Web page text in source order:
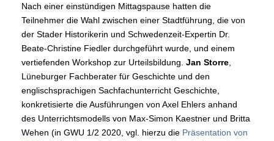
Nach einer einstündigen Mittagspause hatten die
Teilnehmer die Wahl zwischen einer Stadtführung, die von
der Stader Historikerin und Schwedenzeit-Expertin Dr.
Beate-Christine Fiedler durchgeführt wurde, und einem
vertiefenden Workshop zur Urteilsbildung. Jan Storre,
Lüneburger Fachberater für Geschichte und den
englischsprachigen Sachfachunterricht Geschichte,
konkretisierte die Ausführungen von Axel Ehlers anhand
des Unterrichtsmodells von Max-Simon Kaestner und Britta
Wehen (in GWU 1/2 2020, vgl. hierzu die Präsentation von